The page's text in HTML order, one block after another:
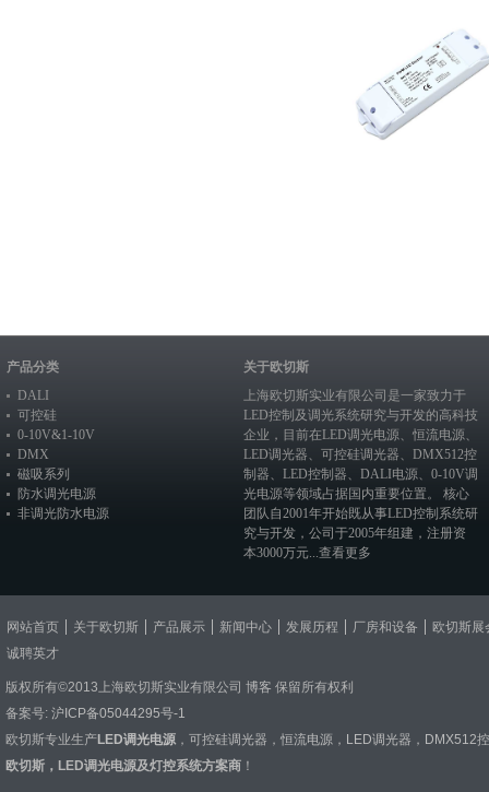
产品分类
DALI
可控硅
0-10V&1-10V
DMX
磁吸系列
防水调光电源
非调光防水电源
关于欧切斯
上海欧切斯实业有限公司是一家致力于
LED控制及调光系统研究与开发的高科技
企业，目前在LED调光电源、恒流电源、
LED调光器、 可控硅调光器、 DMX512控
制器、 LED控制器、 DALI电源、 0-10V调
光电源等领域占据国内重要位置。 核心
团队自2001年开始既从事LED控制系统研
究与开发，公司于2005年组建，注册资
本3000万元...查看更多
网站首页 关于欧切斯 产品展示 新闻中心 发展历程 厂房和设备
欧切斯展
诚聘英才
版权所有©2013上海欧切斯实业有限公司 博客 保留所有权利
备案号: 沪ICP备05044295号-1
欧切斯专业生产LED调光电源 ， 可控硅调光器 ， 恒流电源 ， LED调光器 ， DMX512
欧切斯，LED调光电源及灯控系统方案商 ！